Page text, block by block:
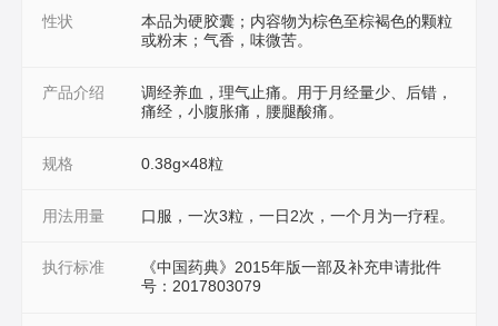
性状
本品为硬胶囊；内容物为棕色至棕褐色的颗粒
或粉末；气香，味微苦。
产品介绍
调经养血，理气止痛。用于月经量少、后错，
痛经，小腹胀痛，腰腿酸痛。
规格 0.38g×48粒
用法用量 口服，一次3粒，一日2次，一个月为一疗程。
执行标准
《中国药典》2015年版一部及补充申请批件
号：2017803079